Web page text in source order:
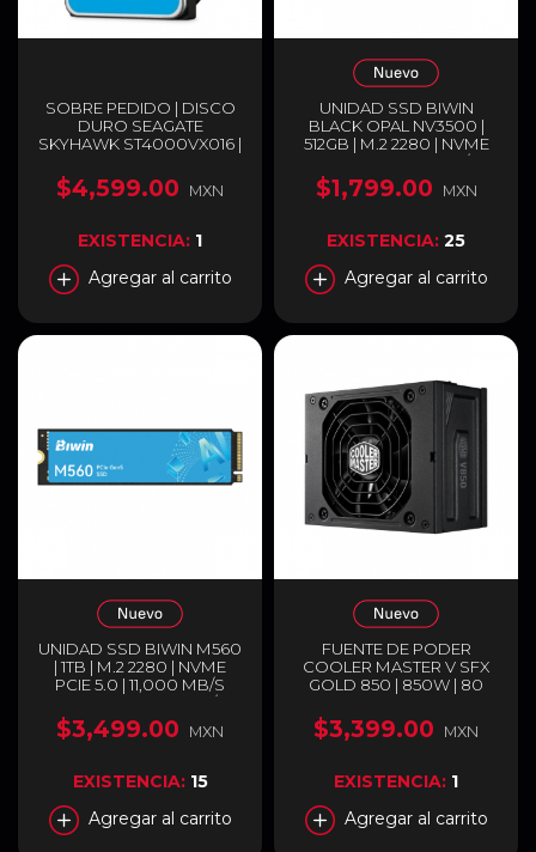
SOBRE PEDIDO | DISCO
DURO SEAGATE
SKYHAWK ST4000VX016 |
SATA III 6 GB/S | 5400 RPM
| 256 MB CACHÉ |
VIDEOVIGILANCIA 24/7 |
COMPATIBLE CON
DVR/NVR DE 1–16 BAHÍAS
Y HASTA 64 CÁMARAS |
$4,599.00 MXN
EXISTENCIA: 1
Agregar al carrito
UNIDAD SSD BIWIN
BLACK OPAL NV3500 |
512GB | M.2 2280 | NVME
PCIE 3.0 | 3,500 MB/S
LECTURA | 2,500 MB/S
ESCRITURA | BIWIN
$1,799.00 MXN
EXISTENCIA: 25
Agregar al carrito
UNIDAD SSD BIWIN M560
| 1TB | M.2 2280 | NVME
PCIE 5.0 | 11,000 MB/S
LECTURA | 9,700 MB/S
ESCRITURA |
BM560NN01TB-RGX
$3,499.00 MXN
EXISTENCIA: 15
Agregar al carrito
FUENTE DE PODER
COOLER MASTER V SFX
GOLD 850 | 850W | 80
MODULAR | COMPATIBLE
CON ATX 3.0 Y PCIE 5.0 |
SFHAGV-3EUS
$3,399.00 MXN
EXISTENCIA: 1
Agregar al carrito